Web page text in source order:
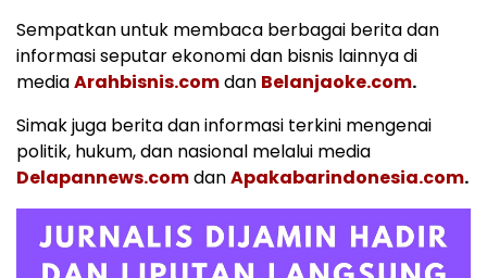
Sempatkan untuk membaca berbagai berita dan
informasi seputar ekonomi dan bisnis lainnya di
mediaArahbisnis.comdan Belanjaoke.com.
Simak juga berita dan informasi terkini mengenai
politik, hukum, dan nasional melalui media
Delapannews.comdanApakabarindonesia.com.